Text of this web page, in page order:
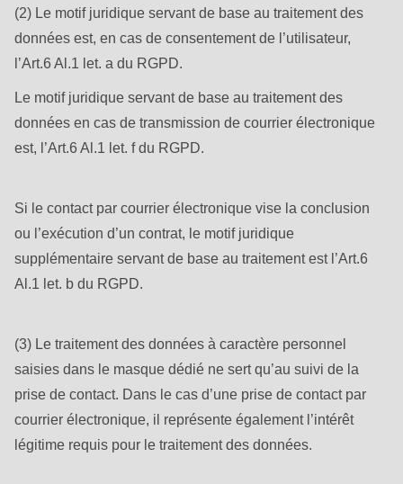
(2) Le motif juridique servant de base au traitement des
données est, en cas de consentement de l’utilisateur,
l’Art.6 Al.1 let. a du RGPD.
Le motif juridique servant de base au traitement des
données en cas de transmission de courrier électronique
est, l’Art.6 Al.1 let. f du RGPD.
Si le contact par courrier électronique vise la conclusion
ou l’exécution d’un contrat, le motif juridique
supplémentaire servant de base au traitement est l’Art.6
Al.1 let. b du RGPD.
(3) Le traitement des données à caractère personnel
saisies dans le masque dédié ne sert qu’au suivi de la
prise de contact. Dans le cas d’une prise de contact par
courrier électronique, il représente également l’intérêt
légitime requis pour le traitement des données.